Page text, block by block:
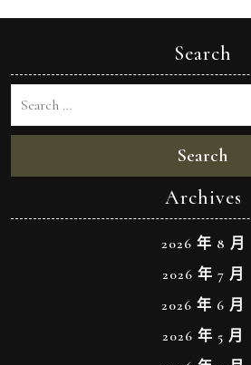
Search
Search
Archives
2026 年 8 月
2026 年 7 月
2026 年 6 月
2026 年 5 月